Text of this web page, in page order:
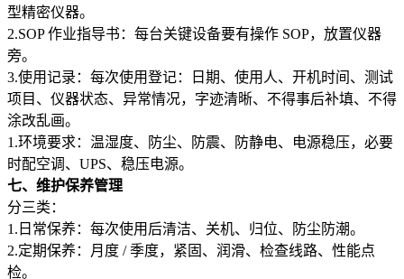
型精密仪器。
2.SOP 作业指导书：每台关键设备要有操作 SOP，放置仪器
旁。
3.使用记录：每次使用登记：日期、使用人、开机时间、测试
项目、仪器状态、异常情况，字迹清晰、不得事后补填、不得
涂改乱画。
1.环境要求：温湿度、防尘、防震、防静电、电源稳压，必要
时配空调、UPS、稳压电源。
七、维护保养管理
分三类：
1.日常保养：每次使用后清洁、关机、归位、防尘防潮。
2.定期保养：月度 / 季度，紧固、润滑、检查线路、性能点
检。